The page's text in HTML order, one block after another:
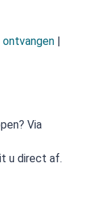
ontvangen |
Via
u direct af.